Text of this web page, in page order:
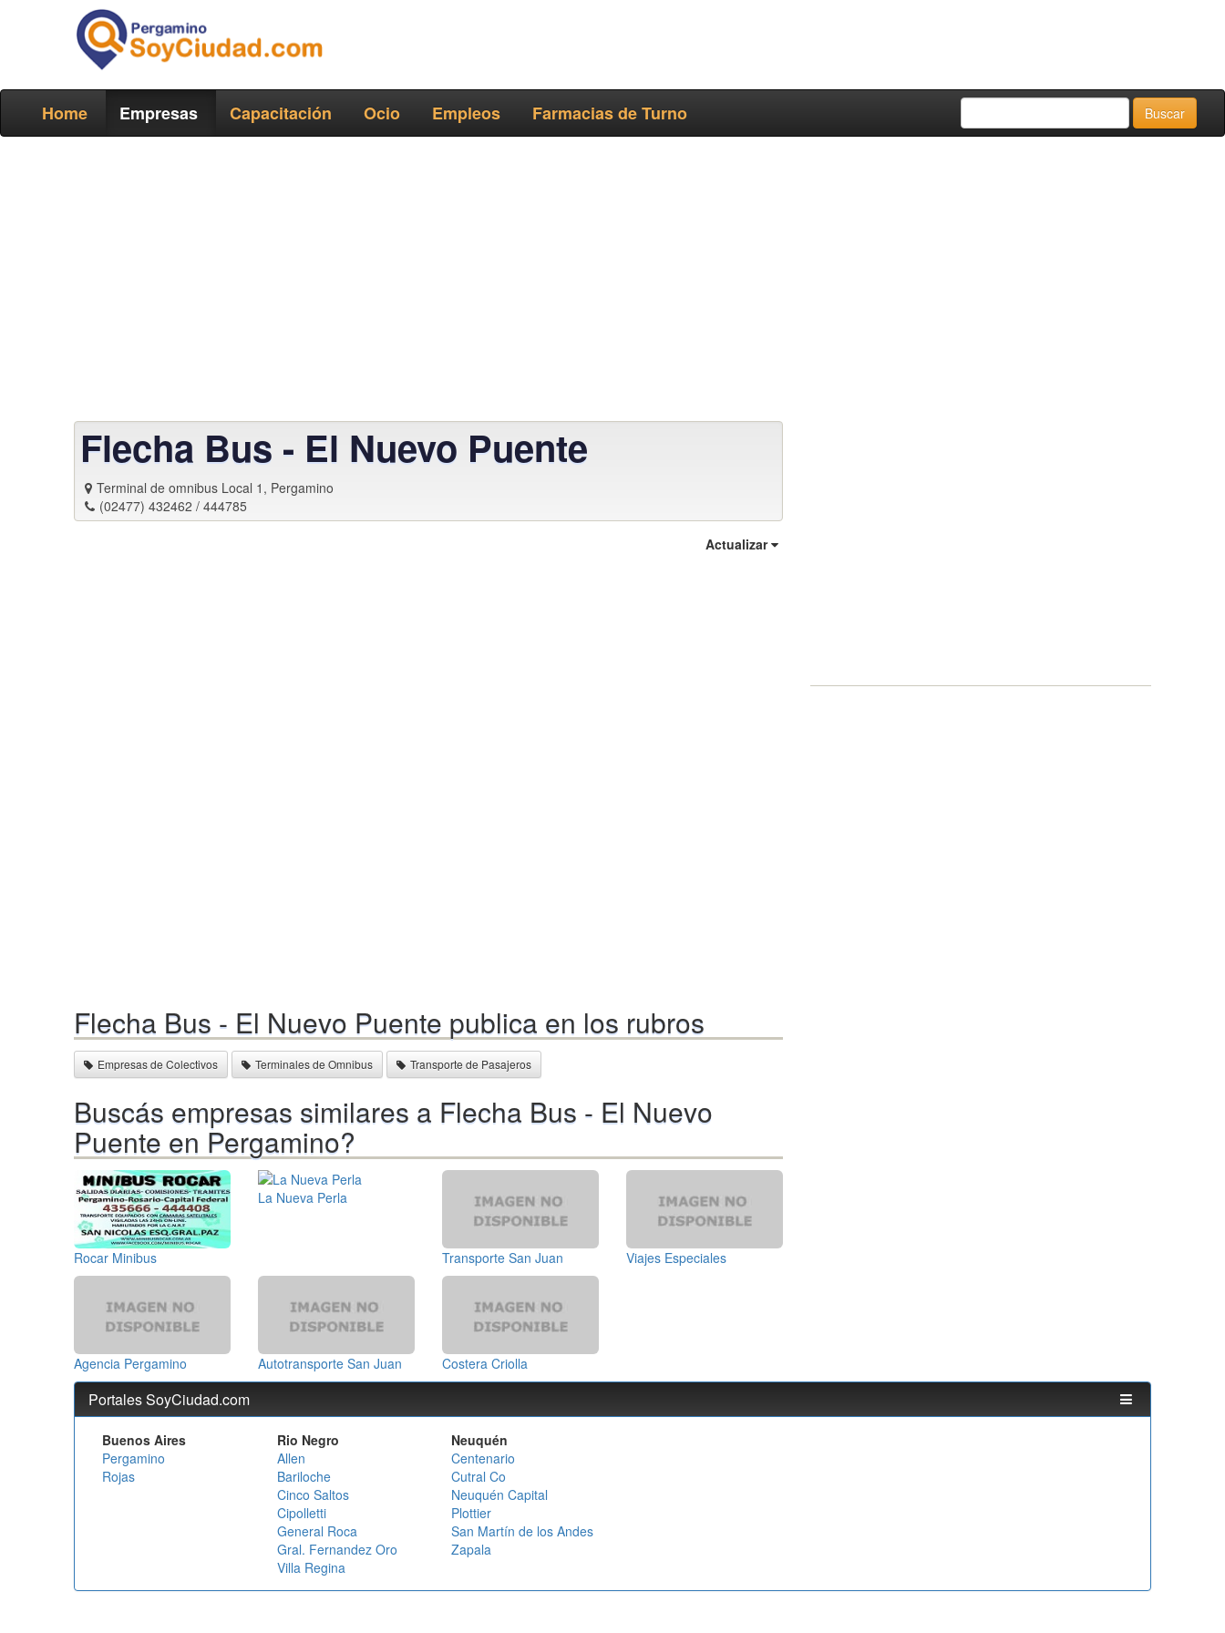
Home Empresas Capacitación Ocio Empleos Farmacias de Turno
Flecha Bus - El Nuevo Puente
Terminal de omnibus Local 1, Pergamino
(02477) 432462 / 444785
Actualizar
Flecha Bus - El Nuevo Puente publica en los rubros
Empresas de Colectivos Terminales de Omnibus Transporte de Pasajeros
Buscás empresas similares a Flecha Bus - El Nuevo
Puente en Pergamino?
Rocar Minibus
La Nueva Perla
Transporte San Juan Viajes Especiales
Agencia Pergamino Autotransporte San Juan Costera Criolla
Portales SoyCiudad.com
Buenos Aires
Pergamino
Rojas
Rio Negro
Allen
Bariloche
Cinco Saltos
Cipolletti
General Roca
Gral. Fernandez Oro
Villa Regina
Neuquén
Centenario
Cutral Co
Neuquén Capital
Plottier
San Martín de los Andes
Zapala